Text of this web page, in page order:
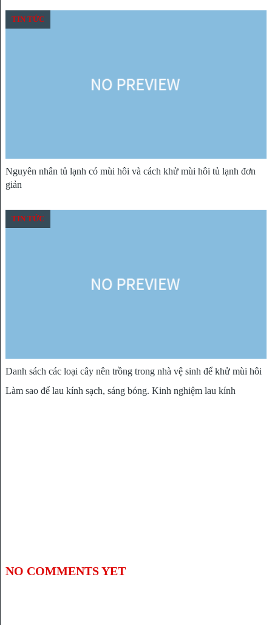
TIN TỨC
Nguyên nhân tủ lạnh có mùi hôi và cách khử mùi hôi tủ lạnh đơn
giản
TIN TỨC
Danh sách các loại cây nên trồng trong nhà vệ sinh để khử mùi hôi
TIN TỨC
Làm sao để lau kính sạch, sáng bóng. Kinh nghiệm lau kính
NO COMMENTS YET